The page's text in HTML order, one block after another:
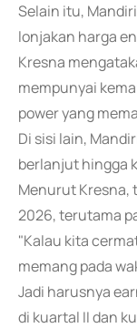
Selain itu,
lonjakan harga
Kresna
mempunyai
power yang
Di sisi lain,
berlanjut hingga
Menurut Kresna,
2026, terutama
"Kalau kita
memang pada
Jadi harusnya
di kuartal II dan